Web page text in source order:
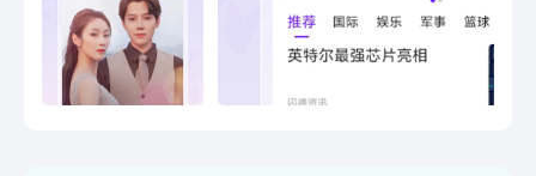
领到了一箱苹果，一箱火龙果！水果质量
蛮不错的，还在持续参与活动中！ @咕
叽咕叽：小视频蛮全的，有很多快手和抖
音的热门短视频内容，打发碎片时间蛮好